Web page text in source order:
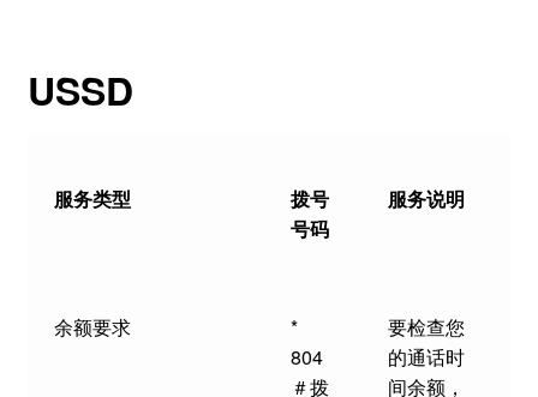
USSD
服务类型
拨号
号码
服务说明
余额要求
*
804
＃拨
要检查您
的通话时
间余额，